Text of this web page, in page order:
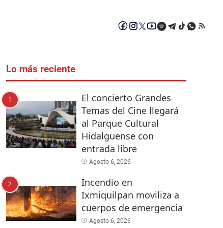
Lo más reciente
1
El concierto Grandes
Temas del Cine llegará
al Parque Cultural
Hidalguense con
entrada libre
Agosto 6, 2026
2
Incendio en
Ixmiquilpan moviliza a
cuerpos de emergencia
Agosto 6, 2026